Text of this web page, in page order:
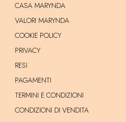
CASA MARYNDA
VALORI MARYNDA
COOKIE POLICY
PRIVACY
RESI
PAGAMENTI
TERMINI E CONDIZIONI
CONDIZIONI DI VENDITA